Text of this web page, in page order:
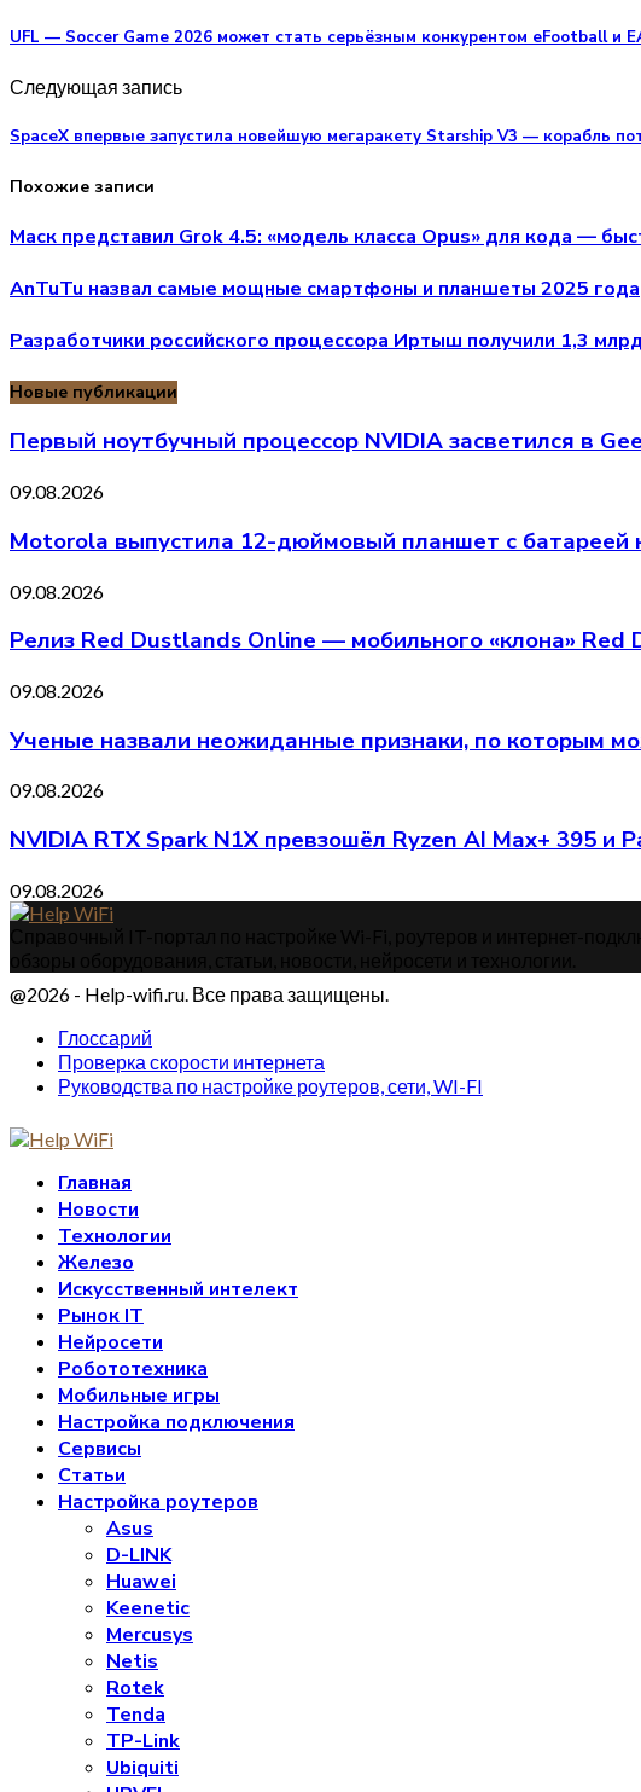
UFL — Soccer Game 2026 может стать серьёзным конкурентом eFootball и
Следующая запись
SpaceX впервые запустила новейшую мегаракету Starship V3 — корабль
Похожие записи
Маск представил Grok 4.5: «модель класса Opus» для кода —
AnTuTu назвал самые мощные смартфоны и планшеты 2025 года
Разработчики российского процессора Иртыш получили 1,3
Новые публикации
Первый ноутбучный процессор NVIDIA засветился в
09.08.2026
Motorola выпустила 12-дюймовый планшет с батареей
09.08.2026
Релиз Red Dustlands Online — мобильного «клона» Red
09.08.2026
Ученые назвали неожиданные признаки, по которым
09.08.2026
NVIDIA RTX Spark N1X превзошёл Ryzen AI Max+ 395 и
09.08.2026
@2026 - Help-wifi.ru. Все права защищены.
Глоссарий
Проверка скорости интернета
Руководства по настройке роутеров, сети, WI-FI
Главная
Новости
Технологии
Железо
Искусственный интелект
Рынок IT
Нейросети
Робототехника
Мобильные игры
Настройка подключения
Сервисы
Статьи
Настройка роутеров
Asus
D-LINK
Huawei
Keenetic
Mercusys
Netis
Rotek
Tenda
TP-Link
Ubiquiti